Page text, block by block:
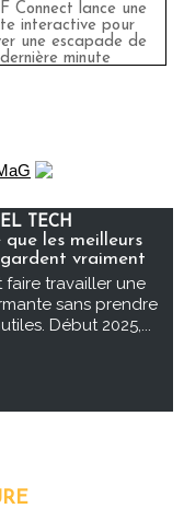
Connect lance une
interactive pour
une escapade de
dernière minute
TECH
les meilleurs
vraiment
faire travailler une
sans prendre
Début 2025,...